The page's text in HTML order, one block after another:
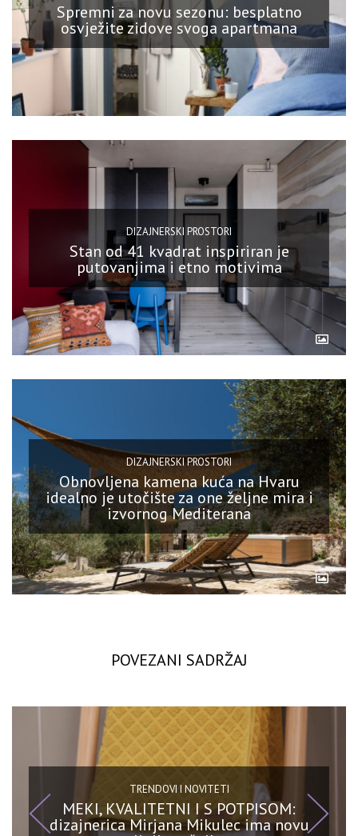
Spremni za novu sezonu: besplatno
osvježite zidove svoga apartmana
DIZAJNERSKI PROSTORI
Stan od 41 kvadrat inspiriran je
putovanjima i etno motivima
DIZAJNERSKI PROSTORI
Obnovljena kamena kuća na Hvaru
idealno je utočište za one željne mira i
izvornog Mediterana
POVEZANI SADRŽAJ
TRENDOVI I NOVITETI
MEKI, KVALITETNI I S POTPISOM:
dizajnerica Mirjana Mikulec ima novu